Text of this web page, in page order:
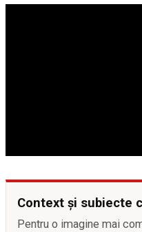
Context și subiecte
Pentru o imagine mai